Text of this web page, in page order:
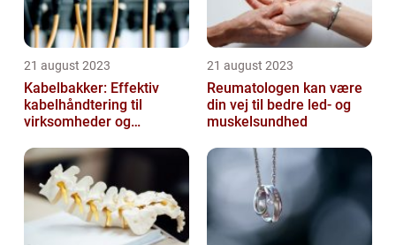
21 august 2023
Kabelbakker: Effektiv
kabelhåndtering til
virksomheder og
21 august 2023
Reumatologen kan være
din vej til bedre led- og
muskelsundhed